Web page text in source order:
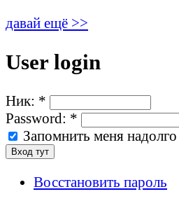
давай ещё >>
User login
Ник: *
Password: *
Запомнить меня надолго
Восстановить пароль